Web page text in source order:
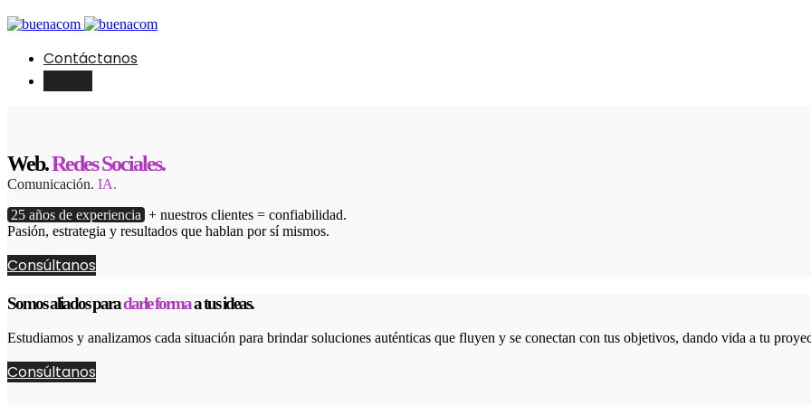
Contáctanos
Web.Redes Sociales.
Comunicación. IA.
25 años de experiencia + nuestros clientes = confiabilidad.
Pasión, estrategia y resultados que hablan por sí mismos.
Consúltanos
Somos aliados paradarle formaa tus ideas.
Estudiamos y analizamos cada situación para brindar soluciones auténticas que fluyen y se conectan con tus objetivos, dando vida a tu
Consúltanos